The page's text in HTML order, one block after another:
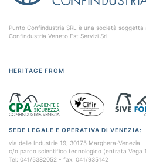
Punto Confindustria SRL è una società
Confindustria Veneto Est Servizi Srl
HERITAGE FROM
SEDE LEGALE E OPERATIVA DI VENEZIA:
via delle Industrie 19, 30175 Marghera-Venezia
c/o parco scientifico tecnologico (entrata Vega
Tel: 041/5382052 - fax: 041/935142